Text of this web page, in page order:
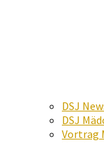
DSJ
DSJ
Vortrag